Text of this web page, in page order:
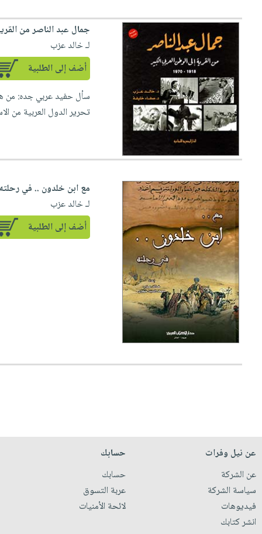
جمال عبد الناصر من القرية
لـ خالد عزب
أضف إلى الطلبية
تحرير الدول العربية من
مع ابن خلدون .. في رحلته - 4
لـ خالد عزب
أضف إلى الطلبية
عن نيل وفرات
عن الشركة
سياسة الشركة
فيديوهات
انشر كتابك
حسابك
حسابك
عربة التسوق
لائحة الأمنيات